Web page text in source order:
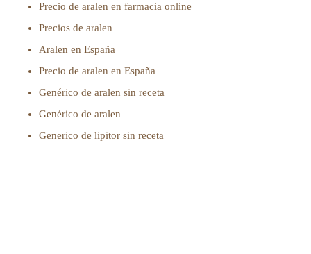
Precio de aralen en farmacia online
Precios de aralen
Aralen en España
Precio de aralen en España
Genérico de aralen sin receta
Genérico de aralen
Generico de lipitor sin receta